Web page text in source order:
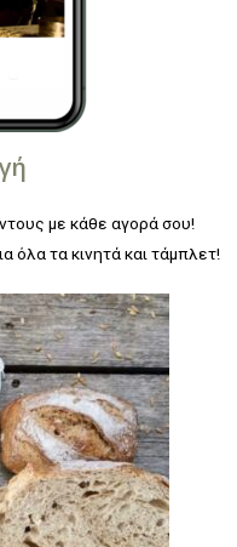
με κάθε αγορά σου!
όλα τα κινητά και τάμπλετ!